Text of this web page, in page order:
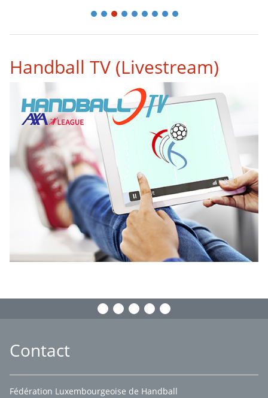
1 2 3 4 5 6 7 8 9
Handball TV (Livestream)
Contact
Fédération Luxembourgeoise de Handball